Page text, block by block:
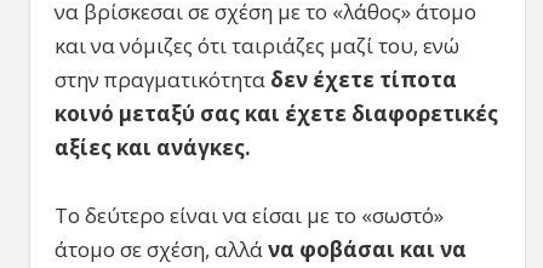
να βρίσκεσαι σε σχέση με το «λάθος» άτομο
και να νόμιζες ότι ταιριάζες μαζί του, ενώ
στην πραγματικότητα δεν έχετε τίποτα
κοινό μεταξύ σας και έχετε διαφορετικές
αξίες και ανάγκες.
Το δεύτερο είναι να είσαι με το «σωστό»
άτομο σε σχέση, αλλάνα φοβάσαι και να